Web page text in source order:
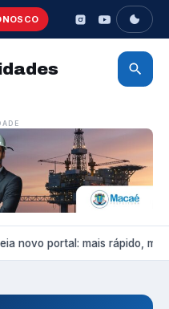
novo portal: mais rápido,